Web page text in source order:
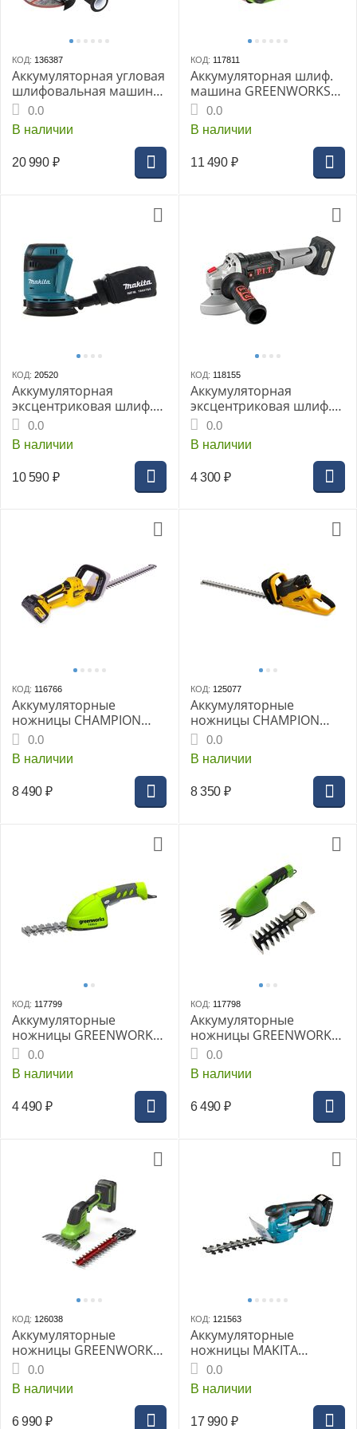
КОД: 136387
Аккумуляторная угловая
шлифовальная машина
MAKITA GA005GZ, XGT BL
40В, 125 мм, 8500 об/
мин, слайдер (без АКБ и
0.0
В наличии
20 990 ₽
КОД: 117811
Аккумуляторная шлиф.
машина GREENWORKS
G24BS, ленточная,
бесщеточная
0.0
В наличии
11 490 ₽
КОД: 20520
Аккумуляторная
эксцентриковая шлиф.
машина MAKITA
DBO180Z, 18В, 125 мм,
11000 об/мин, ход 2,8
мм, 1.7 кг, пылесборник
0.0
В наличии
10 590 ₽
КОД: 118155
Аккумуляторная
эксцентриковая шлиф.
машина P.I.T. PDS20H-
125A SOLO, без АКБ и ЗУ
0.0
В наличии
4 300 ₽
КОД: 116766
Аккумуляторные
ножницы CHAMPION
HTB1811, 4Ач Li-ion +
АКБ (2Ач) и ЗУ
0.0
В наличии
8 490 ₽
КОД: 125077
Аккумуляторные
ножницы CHAMPION
HTB400, 1х4 Ач Li-ion,
без АКБ и ЗУ
0.0
В наличии
8 350 ₽
КОД: 117799
Аккумуляторные
ножницы GREENWORKS
садовые 7,2В
0.0
В наличии
4 490 ₽
КОД: 117798
Аккумуляторные
ножницы GREENWORKS
садовые 7,2В с
телескопической
ручкой
0.0
В наличии
6 490 ₽
КОД: 126038
Аккумуляторные
ножницы GREENWORKS,
садовые с насадкой
кусторез, 24 В, без АКБ и
ЗУ
0.0
В наличии
6 990 ₽
КОД: 121563
Аккумуляторные
ножницы MAKITA
DUM111SYX
0.0
В наличии
17 990 ₽